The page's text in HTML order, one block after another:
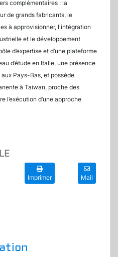
complémentaires : la
de grands fabricants, le
à approvisionner, l'intégration
et le développement
d’expertise et d’une plateforme
d’étude en Italie, une présence
Pays-Bas, et possède
à Taiwan, proche des
l’exécution d’une approche
Imprimer Mail